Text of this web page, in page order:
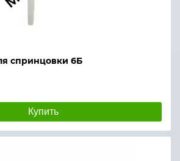
спринцовки 6Б
Купить